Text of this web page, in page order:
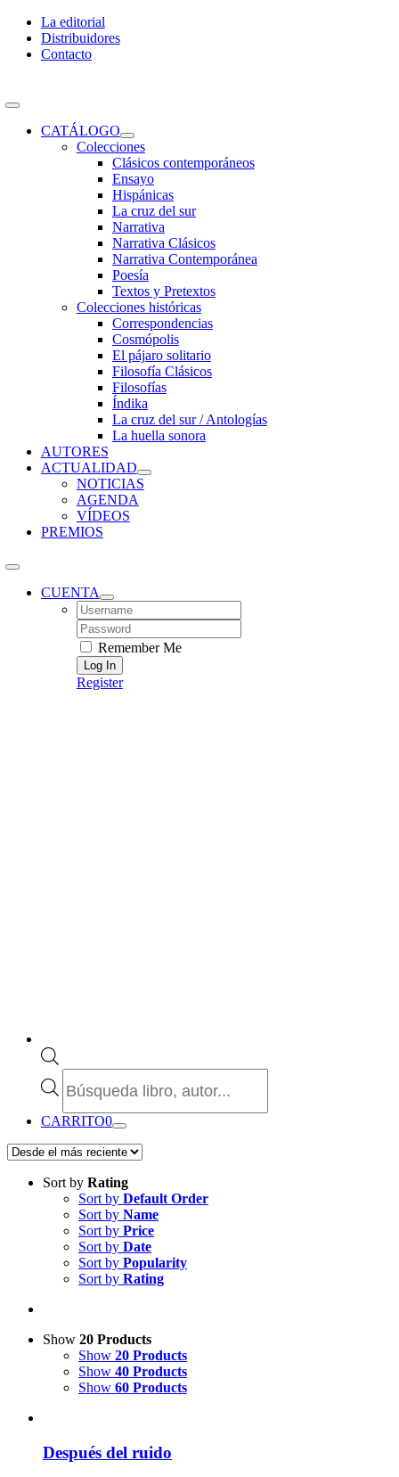
Skip
content
La editorial
Distribuidores
Contacto
Toggle
NavigationCATÁLOGO
Colecciones
Clásicos contemporáneos
Ensayo
Hispánicas
La cruz del sur
Narrativa
Narrativa Clásicos
Narrativa Contemporánea
Poesía
Textos y Pretextos
Colecciones históricas
Correspondencias
Cosmópolis
El pájaro solitario
Filosofía Clásicos
Filosofías
Índika
La cruz del sur / Antologías
La huella sonora
AUTORES
ACTUALIDAD
NOTICIAS
AGENDA
VÍDEOS
PREMIOS
CUENTA
Username:
Password:
Remember Me
Register
de
CARRITO0
Sort by Rating
Sort by Default Order
Sort by Name
Sort by Price
Sort by Date
Sort by Popularity
Sort by Rating
Show 20 Products
Show 20 Products
Show 40 Products
Show 60 Products
Después del ruido